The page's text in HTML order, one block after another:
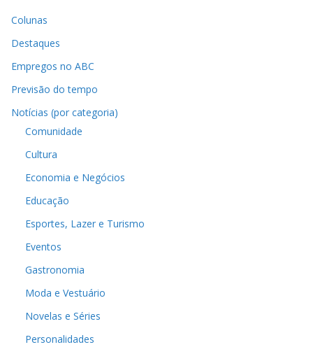
Colunas
Destaques
Empregos no ABC
Previsão do tempo
Notícias (por categoria)
Comunidade
Cultura
Economia e Negócios
Educação
Esportes, Lazer e Turismo
Eventos
Gastronomia
Moda e Vestuário
Novelas e Séries
Personalidades